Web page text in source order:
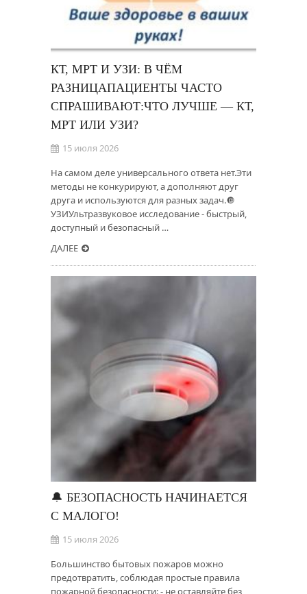
КТ, МРТ И УЗИ: В ЧЁМ
РАЗНИЦАПАЦИЕНТЫ ЧАСТО
СПРАШИВАЮТ:ЧТО ЛУЧШЕ — КТ,
МРТ ИЛИ УЗИ?
15 июля 2026
На самом деле универсального ответа нет.Эти
методы не конкурируют, а дополняют друг
друга и используются для разных задач.🔘
УЗИУльтразвуковое исследование - быстрый,
доступный и безопасный …
ДАЛЕЕ
🔔 БЕЗОПАСНОСТЬ НАЧИНАЕТСЯ
С МАЛОГО!
15 июля 2026
Большинство бытовых пожаров можно
предотвратить, соблюдая простые правила
пожарной безопасности: - не оставляйте без